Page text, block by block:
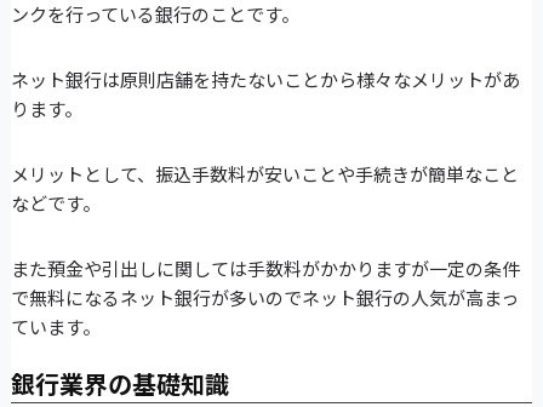
ンクを行っている銀行のことです。
ネット銀行は原則店舗を持たないことから様々なメリットがあ
ります。
メリットとして、振込手数料が安いことや手続きが簡単なこと
などです。
また預金や引出しに関しては手数料がかかりますが一定の条件
で無料になるネット銀行が多いのでネット銀行の人気が高まっ
ています。
銀行業界の基礎知識